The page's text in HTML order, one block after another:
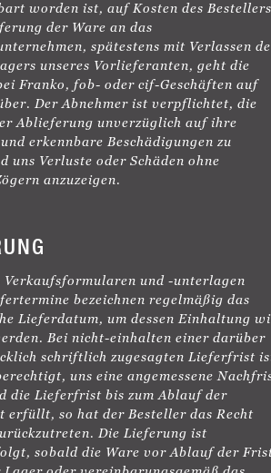
worden ist, auf Kosten des
der Ware an das
spätestens mit Verlassen
unseres Vorlieferanten, geht die
Franko, fob- oder cif-Geschäften auf
Der Abnehmer ist verpflichtet, die
Ablieferung unverzüglich auf ihre
erkennbare Beschädigungen zu
uns Verluste oder Schäden ohne
anzuzeigen.
Verkaufsformularen und -unterlagen
bezeichnen regelmäßig das
Lieferdatum, um dessen Einhaltung
Bei nicht-einhalten einer darüber
schriftlich zugesagten Lieferfrist
uns eine angemessene
die Lieferfrist bis zum Ablauf der
erfüllt, so hat der Besteller das Recht
Die Lieferung ist
sobald die Ware vor Ablauf der